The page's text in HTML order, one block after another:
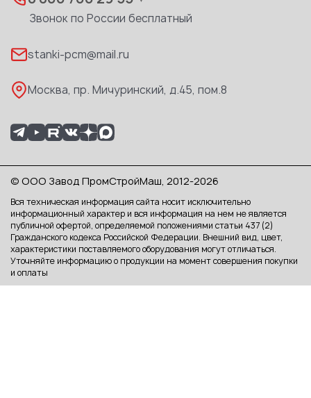
Звонок по России бесплатный
stanki-pcm@mail.ru
Москва, пр. Мичуринский, д.45, пом.8
Доставка
Каталог PDF
© ООО Завод ПромСтройМаш, 2012-2026
Вся техническая информация сайта носит исключительно
информационный характер и вся информация на нем не является
публичной офертой, определяемой положениями статьи 437 (2)
Гражданского кодекса Российской Федерации. Внешний вид, цвет,
характеристики поставляемого оборудования могут отличаться.
Уточняйте информацию о продукции на момент совершения покупки
и оплаты